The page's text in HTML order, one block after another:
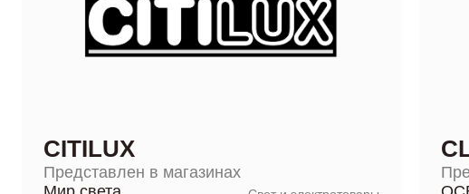
CITILUX
Представлен в магазинах